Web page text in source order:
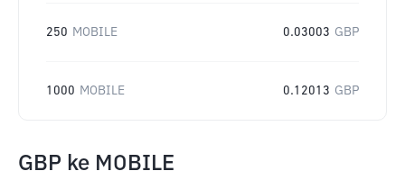
250 MOBILE 0.03003 GBP
1000 MOBILE 0.12013 GBP
GBP ke MOBILE